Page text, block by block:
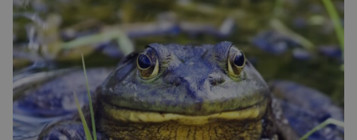
přecitlivěle reaguje na proteiny obsažené v
psích slinách, potu, moči a šupinkách kůže,
zachycených v srsti. Vědci nyní geneticky
upravili psy, aby […]